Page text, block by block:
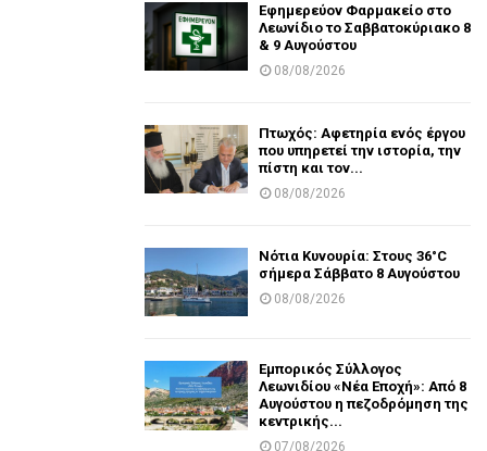
Εφημερεύον Φαρμακείο στο
Λεωνίδιο το Σαββατοκύριακο 8
& 9 Αυγούστου
08/08/2026
Πτωχός: Αφετηρία ενός έργου
που υπηρετεί την ιστορία, την
πίστη και τον...
08/08/2026
Νότια Κυνουρία: Στους 36°C
σήμερα Σάββατο 8 Αυγούστου
08/08/2026
Εμπορικός Σύλλογος
Λεωνιδίου «Νέα Εποχή»: Από 8
Αυγούστου η πεζοδρόμηση της
κεντρικής...
07/08/2026